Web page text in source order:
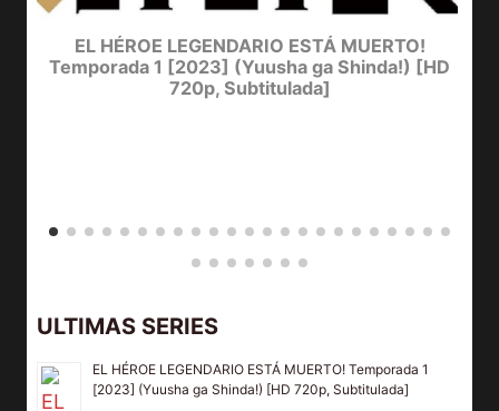
EL HÉROE LEGENDARIO ESTÁ MUERTO!
Temporada 1 [2023] (Yuusha ga Shinda!) [HD
720p, Subtitulada]
ULTIMAS SERIES
EL HÉROE LEGENDARIO ESTÁ MUERTO! Temporada 1
[2023] (Yuusha ga Shinda!) [HD 720p, Subtitulada]